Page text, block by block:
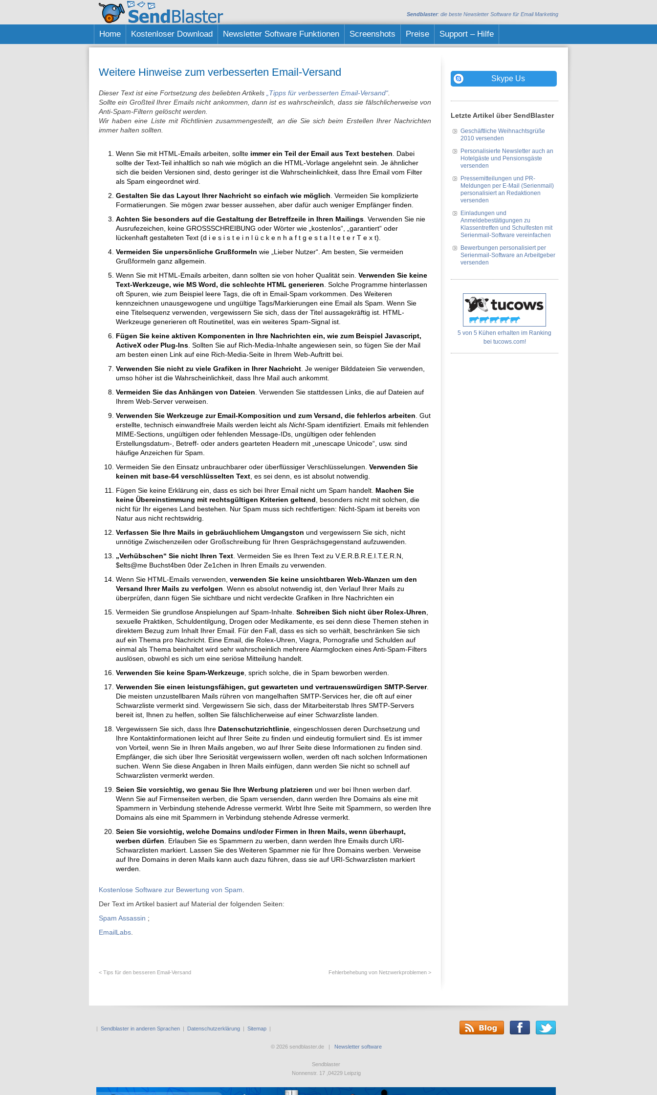
Sendblaster: die beste Newsletter Software für Email Marketing
Home Kostenloser Download Newsletter Software Funktionen Screenshots Preise Support – Hilfe
Weitere Hinweise zum verbesserten Email-Versand
Dieser Text ist eine Fortsetzung des beliebten Artikels „Tipps für verbesserten Email-Versand“
Sollte ein Großteil Ihrer Emails nicht ankommen, dann ist es wahrscheinlich, dass sie fälschlicherweise von
Anti-Spam-Filtern gelöscht werden.
Wir haben eine Liste mit Richtlinien zusammengestellt, an die Sie sich beim Erstellen Ihrer Nachrichten
immer halten sollten.
Wenn Sie mit HTML-Emails arbeiten, sollte immer ein Teil der Email aus Text bestehen . Dabei
sollte der Text-Teil inhaltlich so nah wie möglich an die HTML-Vorlage angelehnt sein. Je ähnlicher
sich die beiden Versionen sind, desto geringer ist die Wahrscheinlichkeit, dass Ihre Email vom Filter
als Spam eingeordnet wird.
Gestalten Sie das Layout Ihrer Nachricht so einfach wie möglich . Vermeiden Sie komplizierte
Formatierungen. Sie mögen zwar besser aussehen, aber dafür auch weniger Empfänger finden.
Achten Sie besonders auf die Gestaltung der Betreffzeile in Ihren Mailings . Verwenden Sie nie
Ausrufezeichen, keine GROSSSCHREIBUNG oder Wörter wie „kostenlos“, „garantiert“ oder
lückenhaft gestalteten Text (d i e s i s t e i n l ü c k e n h a f t g e s t a l t e t e r T e x t).
Vermeiden Sie unpersönliche Grußformeln wie „Lieber Nutzer“. Am besten, Sie vermeiden
Grußformeln ganz allgemein.
Wenn Sie mit HTML-Emails arbeiten, dann sollten sie von hoher Qualität sein. Verwenden Sie keine
Text-Werkzeuge, wie MS Word, die schlechte HTML generieren . Solche Programme hinterlassen
oft Spuren, wie zum Beispiel leere Tags, die oft in Email-Spam vorkommen. Des Weiteren
kennzeichnen unausgewogene und ungültige Tags/Markierungen eine Email als Spam. Wenn Sie
eine Titelsequenz verwenden, vergewissern Sie sich, dass der Titel aussagekräftig ist. HTML-
Werkzeuge generieren oft Routinetitel, was ein weiteres Spam-Signal ist.
Fügen Sie keine aktiven Komponenten in Ihre Nachrichten ein, wie zum Beispiel Javascript,
ActiveX oder Plug-Ins . Sollten Sie auf Rich-Media-Inhalte angewiesen sein, so fügen Sie der Mail
am besten einen Link auf eine Rich-Media-Seite in Ihrem Web-Auftritt bei.
Verwenden Sie nicht zu viele Grafiken in Ihrer Nachricht . Je weniger Bilddateien Sie verwenden,
umso höher ist die Wahrscheinlichkeit, dass Ihre Mail auch ankommt.
Vermeiden Sie das Anhängen von Dateien . Verwenden Sie stattdessen Links, die auf Dateien auf
Ihrem Web-Server verweisen.
Verwenden Sie Werkzeuge zur Email-Komposition und zum Versand, die fehlerlos arbeiten . Gut
erstellte, technisch einwandfreie Mails werden leicht als Nicht-Spam identifiziert. Emails mit fehlenden
MIME-Sections, ungültigen oder fehlenden Message-IDs, ungültigen oder fehlenden
Erstellungsdatum-, Betreff- oder anders gearteten Headern mit „unescape Unicode“, usw. sind
häufige Anzeichen für Spam.
Vermeiden Sie den Einsatz unbrauchbarer oder überflüssiger Verschlüsselungen. Verwenden Sie
keinen mit base-64 verschlüsselten Text , es sei denn, es ist absolut notwendig.
Fügen Sie keine Erklärung ein, dass es sich bei Ihrer Email nicht um Spam handelt. Machen Sie
keine Übereinstimmung mit rechtsgültigen Kriterien geltend , besonders nicht mit solchen, die
nicht für Ihr eigenes Land bestehen. Nur Spam muss sich rechtfertigen: Nicht-Spam ist bereits von
Natur aus nicht rechtswidrig.
Verfassen Sie Ihre Mails in gebräuchlichem Umgangston und vergewissern Sie sich, nicht
unnötige Zwischenzeilen oder Großschreibung für Ihren Gesprächsgegenstand aufzuwenden.
„Verhübschen“ Sie nicht Ihren Text Vermeiden Sie es Ihren Text zu V.E.R.B.R.E.I.T.E.R.N,
$elts@me Buchst4ben 0der Ze1chen in Ihren Emails zu verwenden.
Wenn Sie HTML-Emails verwenden, verwenden Sie keine unsichtbaren Web-Wanzen um den
Versand Ihrer Mails zu verfolgen . Wenn es absolut notwendig ist, den Verlauf Ihrer Mails zu
überprüfen, dann fügen Sie sichtbare und nicht verdeckte Grafiken in Ihre Nachrichten ein
Vermeiden Sie grundlose Anspielungen auf Spam-Inhalte. Schreiben Sich nicht über Rolex-Uhren
sexuelle Praktiken, Schuldentilgung, Drogen oder Medikamente, es sei denn diese Themen stehen in
direktem Bezug zum Inhalt Ihrer Email. Für den Fall, dass es sich so verhält, beschränken Sie sich
auf ein Thema pro Nachricht. Eine Email, die Rolex-Uhren, Viagra, Pornografie und Schulden auf
einmal als Thema beinhaltet wird sehr wahrscheinlich mehrere Alarmglocken eines Anti-Spam-Filters
auslösen, obwohl es sich um eine seriöse Mitteilung handelt.
Verwenden Sie keine Spam-Werkzeuge , sprich solche, die in Spam beworben werden.
Verwenden Sie einen leistungsfähigen, gut gewarteten und vertrauenswürdigen SMTP-Server.
Die meisten unzustellbaren Mails rühren von mangelhaften SMTP-Services her, die oft auf einer
Schwarzliste vermerkt sind. Vergewissern Sie sich, dass der Mitarbeiterstab Ihres SMTP-Servers
bereit ist, Ihnen zu helfen, sollten Sie fälschlicherweise auf einer Schwarzliste landen.
Vergewissern Sie sich, dass Ihre Datenschutzrichtlinie , eingeschlossen deren Durchsetzung und
Ihre Kontaktinformationen leicht auf Ihrer Seite zu finden und eindeutig formuliert sind. Es ist immer
von Vorteil, wenn Sie in Ihren Mails angeben, wo auf Ihrer Seite diese Informationen zu finden sind.
Empfänger, die sich über Ihre Seriosität vergewissern wollen, werden oft nach solchen Informationen
suchen. Wenn Sie diese Angaben in Ihren Mails einfügen, dann werden Sie nicht so schnell auf
Schwarzlisten vermerkt werden.
Seien Sie vorsichtig, wo genau Sie Ihre Werbung platzieren und wer bei Ihnen werben darf.
Wenn Sie auf Firmenseiten werben, die Spam versenden, dann werden Ihre Domains als eine mit
Spammern in Verbindung stehende Adresse vermerkt. Wirbt Ihre Seite mit Spammern, so werden Ihre
Domains als eine mit Spammern in Verbindung stehende Adresse vermerkt.
Seien Sie vorsichtig, welche Domains und/oder Firmen in Ihren Mails, wenn überhaupt,
werben dürfen . Erlauben Sie es Spammern zu werben, dann werden Ihre Emails durch URI-
Schwarzlisten markiert. Lassen Sie des Weiteren Spammer nie für Ihre Domains werben. Verweise
auf Ihre Domains in deren Mails kann auch dazu führen, dass sie auf URI-Schwarzlisten markiert
werden.
Kostenlose Software zur Bewertung von Spam
Der Text im Artikel basiert auf Material der folgenden Seiten:
Spam Assassin ;
EmailLabs
< Tips für den besseren Email-Versand Fehlerbehebung von Netzwerkproblemen >
Skype Us
Letzte Artikel über SendBlaster
Geschäftliche Weihnachtsgrüße
2010 versenden
Personalisierte Newsletter auch an
Hotelgäste und Pensionsgäste
versenden
Pressemitteilungen und PR-
Meldungen per E-Mail (Serienmail)
personalisiert an Redaktionen
versenden
Einladungen und
Anmeldebestätigungen zu
Klassentreffen und Schulfesten mit
Serienmail-Software vereinfachen
Bewerbungen personalisiert per
Serienmail-Software an Arbeitgeber
versenden
5 von 5 Kühen erhalten im Ranking
bei tucows.com!
| Sendblaster in anderen Sprachen | Datenschutzerklärung | Sitemap |
© 2026 sendblaster.de | Newsletter software
Sendblaster
Nonnenstr. 17 ,04229 Leipzig